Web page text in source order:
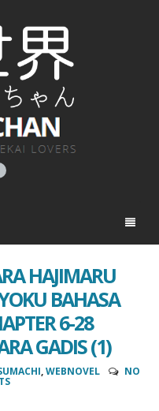
HAJIMARU
BAHASA
6-28
GADIS (1)
,WEBNOVEL NO